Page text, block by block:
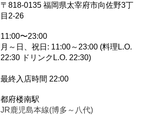
〒818-0135 福岡県太宰府市向佐野3丁
目2-26
11:00〜23:00
月～日、祝日: 11:00～23:00 (料理L.O.
22:30 ドリンクL.O. 22:30)
最終入店時間 22:00
都府楼南駅
JR鹿児島本線(博多～八代)